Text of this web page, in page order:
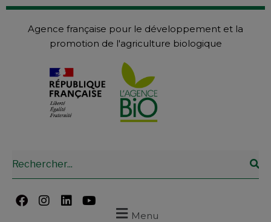
Agence française pour le développement et la
promotion de l'agriculture biologique
Menu